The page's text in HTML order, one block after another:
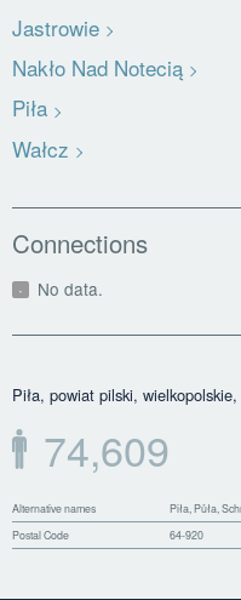
Jastrowie
Nakło Nad Notecią
Piła
Wałcz
Connections
No data.
Piła, powiat pilski,
74,609
Alternative names
Postal Code
64-920